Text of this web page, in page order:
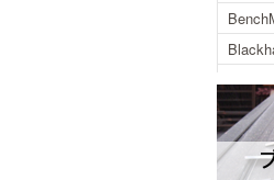
ジャ
Brisa